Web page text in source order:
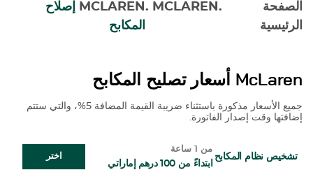
الصفحة
الرئيسية
.
MCLAREN
.
MCLAREN
إصلاح
المكابح
McLaren أسعار تصليح المكابح
جميع الأسعار مذكورة باستثناء ضريبة القيمة المضافة 5%، والتي ستتم
إضافتها وقت إصدار الفاتورة.
تشخيص نظام المكابح
من 1 ساعة
ابتداءً من 100 درهم إماراتي
اختر